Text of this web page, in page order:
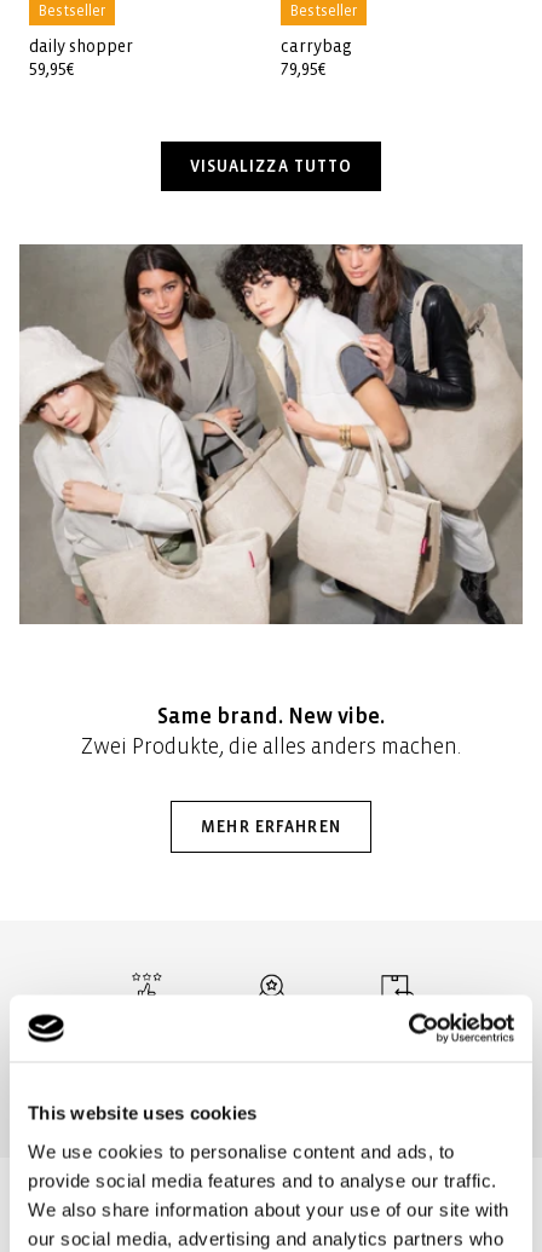
This website uses cookies
We use cookies to personalise content and ads, to
provide social media features and to analyse our traffic.
We also share information about your use of our site with
our social media, advertising and analytics partners who
Bestseller
daily shopper
Prezzo
59,95€
Bestseller
carrybag
Prezzo
79,95€
VISUALIZZA TUTTO
Same brand. New vibe.
Zwei Produkte, die alles anders machen.
MEHR ERFAHREN
30 Tage